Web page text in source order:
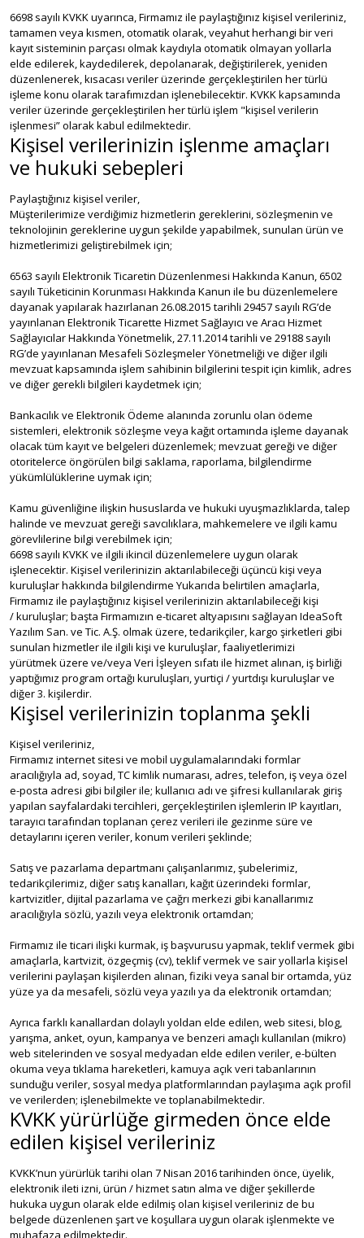
6698 sayılı KVKK uyarınca, Firmamız ile paylaştığınız kişisel verileriniz,
tamamen veya kısmen, otomatik olarak, veyahut herhangi bir veri
kayıt sisteminin parçası olmak kaydıyla otomatik olmayan yollarla
elde edilerek, kaydedilerek, depolanarak, değiştirilerek, yeniden
düzenlenerek, kısacası veriler üzerinde gerçekleştirilen her türlü
işleme konu olarak tarafımızdan işlenebilecektir. KVKK kapsamında
veriler üzerinde gerçekleştirilen her türlü işlem "kişisel verilerin
işlenmesi” olarak kabul edilmektedir.
Kişisel verilerinizin işlenme amaçları
ve hukuki sebepleri
Paylaştığınız kişisel veriler,
Müşterilerimize verdiğimiz hizmetlerin gereklerini, sözleşmenin ve
teknolojinin gereklerine uygun şekilde yapabilmek, sunulan ürün ve
hizmetlerimizi geliştirebilmek için;
6563 sayılı Elektronik Ticaretin Düzenlenmesi Hakkında Kanun, 6502
sayılı Tüketicinin Korunması Hakkında Kanun ile bu düzenlemelere
dayanak yapılarak hazırlanan 26.08.2015 tarihli 29457 sayılı RG’de
yayınlanan Elektronik Ticarette Hizmet Sağlayıcı ve Aracı Hizmet
Sağlayıcılar Hakkında Yönetmelik, 27.11.2014 tarihli ve 29188 sayılı
RG’de yayınlanan Mesafeli Sözleşmeler Yönetmeliği ve diğer ilgili
mevzuat kapsamında işlem sahibinin bilgilerini tespit için kimlik, adres
ve diğer gerekli bilgileri kaydetmek için;
Bankacılık ve Elektronik Ödeme alanında zorunlu olan ödeme
sistemleri, elektronik sözleşme veya kağıt ortamında işleme dayanak
olacak tüm kayıt ve belgeleri düzenlemek; mevzuat gereği ve diğer
otoritelerce öngörülen bilgi saklama, raporlama, bilgilendirme
yükümlülüklerine uymak için;
Kamu güvenliğine ilişkin hususlarda ve hukuki uyuşmazlıklarda, talep
halinde ve mevzuat gereği savcılıklara, mahkemelere ve ilgili kamu
görevlilerine bilgi verebilmek için;
6698 sayılı KVKK ve ilgili ikincil düzenlemelere uygun olarak
işlenecektir. Kişisel verilerinizin aktarılabileceği üçüncü kişi veya
kuruluşlar hakkında bilgilendirme Yukarıda belirtilen amaçlarla,
Firmamız ile paylaştığınız kişisel verilerinizin aktarılabileceği kişi
/ kuruluşlar; başta Firmamızın e-ticaret altyapısını sağlayan IdeaSoft
Yazılım San. ve Tic. A.Ş. olmak üzere, tedarikçiler, kargo şirketleri gibi
sunulan hizmetler ile ilgili kişi ve kuruluşlar, faaliyetlerimizi
yürütmek üzere ve/veya Veri İşleyen sıfatı ile hizmet alınan, iş birliği
yaptığımız program ortağı kuruluşları, yurtiçi / yurtdışı kuruluşlar ve
diğer 3. kişilerdir.
Kişisel verilerinizin toplanma şekli
Kişisel verileriniz,
Firmamız internet sitesi ve mobil uygulamalarındaki formlar
aracılığıyla ad, soyad, TC kimlik numarası, adres, telefon, iş veya özel
e-posta adresi gibi bilgiler ile; kullanıcı adı ve şifresi kullanılarak giriş
yapılan sayfalardaki tercihleri, gerçekleştirilen işlemlerin IP kayıtları,
tarayıcı tarafından toplanan çerez verileri ile gezinme süre ve
detaylarını içeren veriler, konum verileri şeklinde;
Satış ve pazarlama departmanı çalışanlarımız, şubelerimiz,
tedarikçilerimiz, diğer satış kanalları, kağıt üzerindeki formlar,
kartvizitler, dijital pazarlama ve çağrı merkezi gibi kanallarımız
aracılığıyla sözlü, yazılı veya elektronik ortamdan;
Firmamız ile ticari ilişki kurmak, iş başvurusu yapmak, teklif vermek gibi
amaçlarla, kartvizit, özgeçmiş (cv), teklif vermek ve sair yollarla kişisel
verilerini paylaşan kişilerden alınan, fiziki veya sanal bir ortamda, yüz
yüze ya da mesafeli, sözlü veya yazılı ya da elektronik ortamdan;
Ayrıca farklı kanallardan dolaylı yoldan elde edilen, web sitesi, blog,
yarışma, anket, oyun, kampanya ve benzeri amaçlı kullanılan (mikro)
web sitelerinden ve sosyal medyadan elde edilen veriler, e-bülten
okuma veya tıklama hareketleri, kamuya açık veri tabanlarının
sunduğu veriler, sosyal medya platformlarından paylaşıma açık profil
ve verilerden; işlenebilmekte ve toplanabilmektedir.
KVKK yürürlüğe girmeden önce elde
edilen kişisel verileriniz
KVKK’nun yürürlük tarihi olan 7 Nisan 2016 tarihinden önce, üyelik,
elektronik ileti izni, ürün / hizmet satın alma ve diğer şekillerde
hukuka uygun olarak elde edilmiş olan kişisel verileriniz de bu
belgede düzenlenen şart ve koşullara uygun olarak işlenmekte ve
muhafaza edilmektedir.